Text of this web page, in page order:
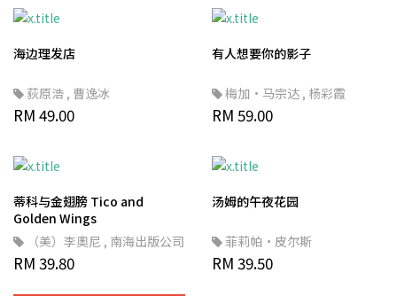
海边理发店
荻原浩 , 曹逸冰
RM 49.00
有人想要你的影子
梅加·马宗达 , 杨彩霞
RM 59.00
蒂科与金翅膀 Tico and
Golden Wings
（美）李奧尼 , 南海出版公司
RM 39.80
汤姆的午夜花园
菲莉帕·皮尔斯
RM 39.50